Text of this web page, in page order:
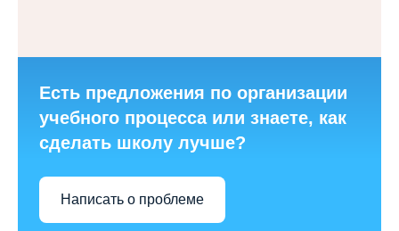
Есть предложения по организации
учебного процесса или знаете, как
сделать школу лучше?
Написать о проблеме